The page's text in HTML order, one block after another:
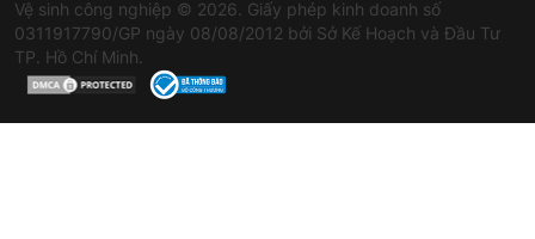
Vệ sinh công nghiệp © 2026. Giấy phép kinh doanh số
0311917790/GP ngày 08/08/2012 bởi Sở Kế Hoạch và Đầu Tư
TP. Hồ Chí Minh.